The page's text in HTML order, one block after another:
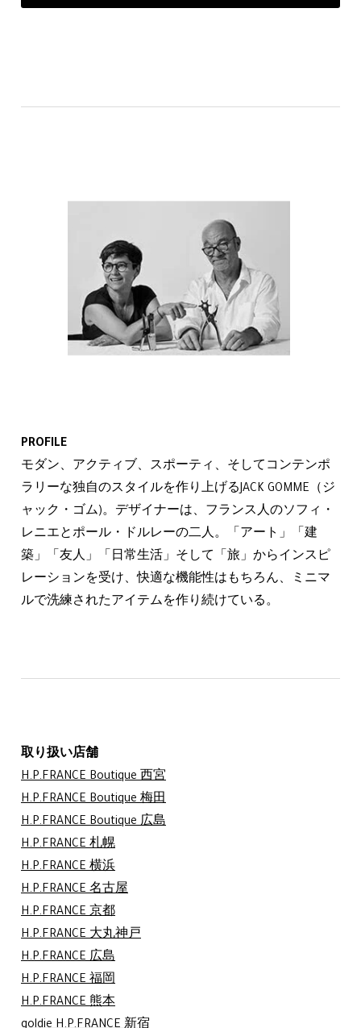
PROFILE
モダン、アクティブ、スポーティ、そしてコンテンポ
ラリーな独自のスタイルを作り上げるJACK GOMME（ジ
ャック・ゴム)。デザイナーは、フランス人のソフィ・
レニエとポール・ドルレーの二人。「アート」「建
築」「友人」「日常生活」そして「旅」からインスピ
レーションを受け、快適な機能性はもちろん、ミニマ
ルで洗練されたアイテムを作り続けている。
取り扱い店舗
H.P.FRANCE Boutique 西宮
H.P.FRANCE Boutique 梅田
H.P.FRANCE Boutique 広島
H.P.FRANCE 札幌
H.P.FRANCE 横浜
H.P.FRANCE 名古屋
H.P.FRANCE 京都
H.P.FRANCE 大丸神戸
H.P.FRANCE 広島
H.P.FRANCE 福岡
H.P.FRANCE 熊本
goldie H.P.FRANCE 新宿